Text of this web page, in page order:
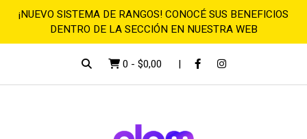
¡NUEVO SISTEMA DE RANGOS! CONOCÉ SUS BENEFICIOS
DENTRO DE LA SECCIÓN EN NUESTRA WEB
0 - $0,00